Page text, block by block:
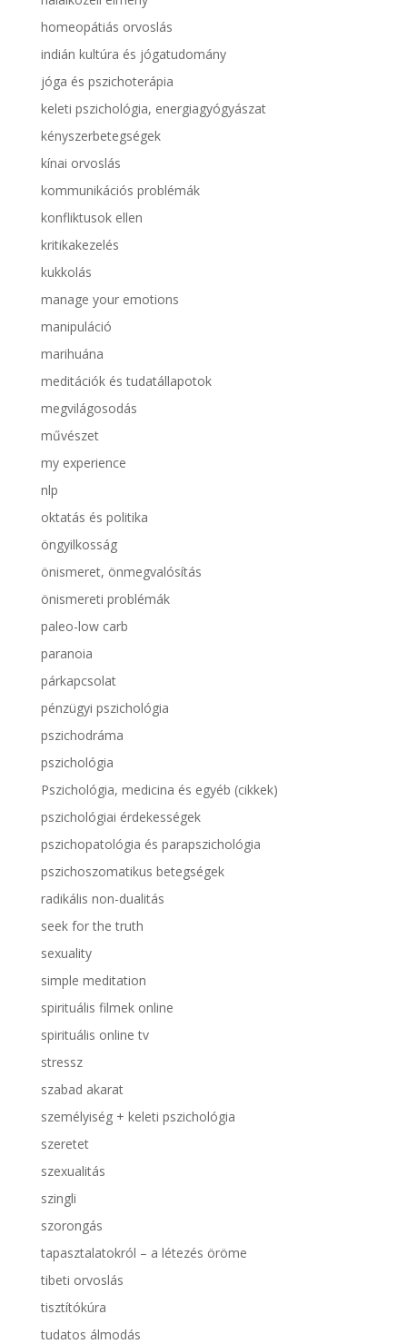
homeopátiás orvoslás
indián kultúra és jógatudomány
jóga és pszichoterápia
keleti pszichológia, energiagyógyászat
kényszerbetegségek
kínai orvoslás
kommunikációs problémák
konfliktusok ellen
kritikakezelés
kukkolás
manage your emotions
manipuláció
marihuána
meditációk és tudatállapotok
megvilágosodás
művészet
my experience
nlp
oktatás és politika
öngyilkosság
önismeret, önmegvalósítás
önismereti problémák
paleo-low carb
paranoia
párkapcsolat
pénzügyi pszichológia
pszichodráma
pszichológia
Pszichológia, medicina és egyéb (cikkek)
pszichológiai érdekességek
pszichopatológia és parapszichológia
pszichoszomatikus betegségek
radikális non-dualitás
seek for the truth
sexuality
simple meditation
spirituális filmek online
spirituális online tv
stressz
szabad akarat
személyiség + keleti pszichológia
szeretet
szexualitás
szingli
szorongás
tapasztalatokról – a létezés öröme
tibeti orvoslás
tisztítókúra
tudatos álmodás